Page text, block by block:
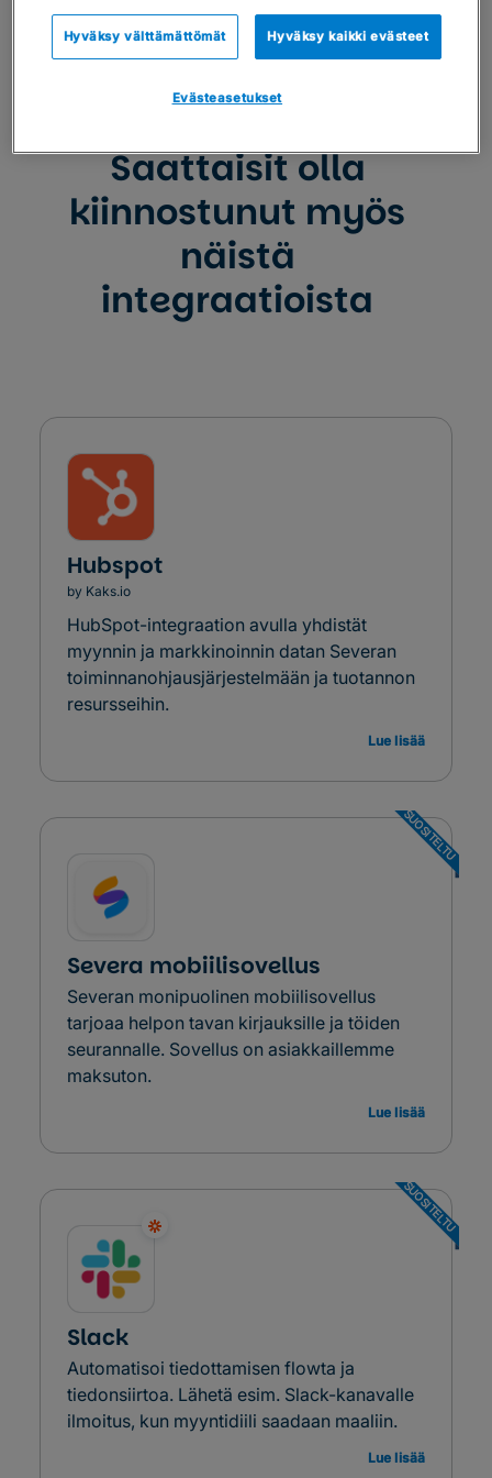
Saattaisit olla
kiinnostunut myös
näistä
integraatioista
Hubspot
by Kaks.io
HubSpot-integraation avulla yhdistät
myynnin ja markkinoinnin datan Severan
toiminnanohjausjärjestelmään ja tuotannon
resursseihin.
Lue lisää
Severa mobiilisovellus
Severan monipuolinen mobiilisovellus
tarjoaa helpon tavan kirjauksille ja töiden
seurannalle. Sovellus on asiakkaillemme
maksuton.
SUOSITELTU
Lue lisää
Slack
Automatisoi tiedottamisen flowta ja
tiedonsiirtoa. Lähetä esim. Slack-kanavalle
ilmoitus, kun myyntidiili saadaan maaliin.
SUOSITELTU
Lue lisää
Hyväksy välttämättömät Hyväksy kaikki evästeet
Evästeasetukset